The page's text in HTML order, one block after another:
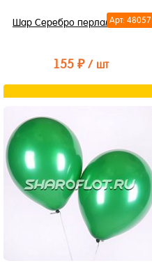
Арт: 48057
Шар Серебро перламутр 30см
155 ₽ / шт
Купить в 1 клик
В избранное
В наличии